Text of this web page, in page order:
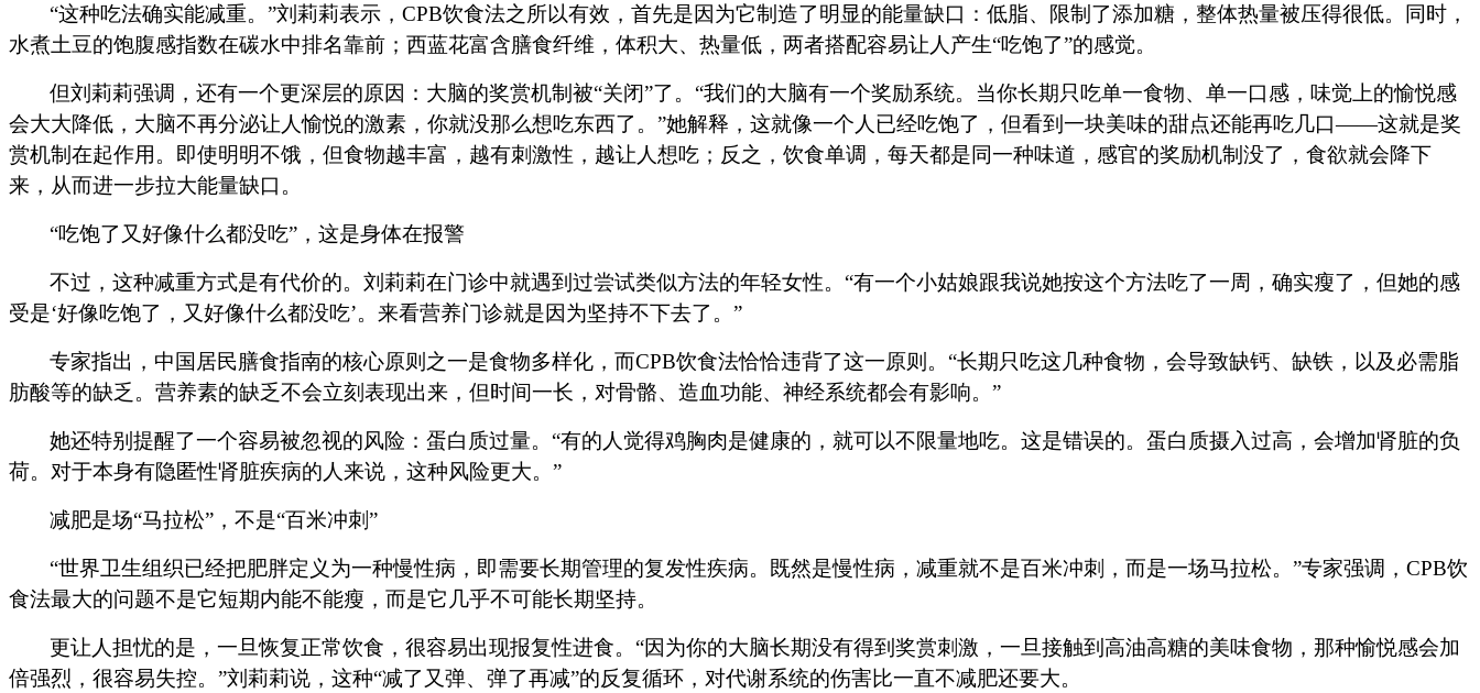
“这种吃法确实能减重。”刘莉莉表示，CPB饮食法之所以有效，首先是因为它制造了明显的能量缺口：低脂、限制了添加糖，整体热量被压得很低。同时，
水煮土豆的饱腹感指数在碳水中排名靠前；西蓝花富含膳食纤维，体积大、热量低，两者搭配容易让人产生“吃饱了”的感觉。
但刘莉莉强调，还有一个更深层的原因：大脑的奖赏机制被“关闭”了。“我们的大脑有一个奖励系统。当你长期只吃单一食物、单一口感，味觉上的愉悦感
会大大降低，大脑不再分泌让人愉悦的激素，你就没那么想吃东西了。”她解释，这就像一个人已经吃饱了，但看到一块美味的甜点还能再吃几口——这就是奖
赏机制在起作用。即使明明不饿，但食物越丰富，越有刺激性，越让人想吃；反之，饮食单调，每天都是同一种味道，感官的奖励机制没了，食欲就会降下
来，从而进一步拉大能量缺口。
“吃饱了又好像什么都没吃”，这是身体在报警
不过，这种减重方式是有代价的。刘莉莉在门诊中就遇到过尝试类似方法的年轻女性。 “有一个小姑娘跟我说她按这个方法吃了一周，确实瘦了，但她的感
受是‘好像吃饱了，又好像什么都没吃’。来看营养门诊就是因为坚持不下去了。”
专家指出，中国居民膳食指南的核心原则之一是食物多样化，而CPB饮食法恰恰违背了这一原则。“长期只吃这几种食物，会导致缺钙、缺铁，以及必需脂
肪酸等的缺乏。营养素的缺乏不会立刻表现出来，但时间一长，对骨骼、造血功能、神经系统都会有影响。”
她还特别提醒了一个容易被忽视的风险：蛋白质过量。 “有的人觉得鸡胸肉是健康的，就可以不限量地吃。这是错误的。蛋白质摄入过高，会增加肾脏的负
荷。对于本身有隐匿性肾脏疾病的人来说，这种风险更大。”
减肥是场“马拉松”，不是“百米冲刺”
“世界卫生组织已经把肥胖定义为一种慢性病，即需要长期管理的复发性疾病。既然是慢性病，减重就不是百米冲刺，而是一场马拉松。”专家强调，CPB饮
食法最大的问题不是它短期内能不能瘦，而是它几乎不可能长期坚持。
更让人担忧的是，一旦恢复正常饮食，很容易出现报复性进食。 “因为你的大脑长期没有得到奖赏刺激，一旦接触到高油高糖的美味食物，那种愉悦感会加
倍强烈，很容易失控。”刘莉莉说，这种“减了又弹、弹了再减”的反复循环，对代谢系统的伤害比一直不减肥还要大。